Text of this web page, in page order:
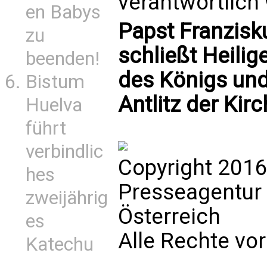
en Babys
zu
beenden!
Bistum
Huelva
führt
verbindlic
hes
zweijährig
es
Katechu
Papst
schließt
des Königs
Antlitz der
Copyright
Presseagentur
Österreich
Alle Rechte